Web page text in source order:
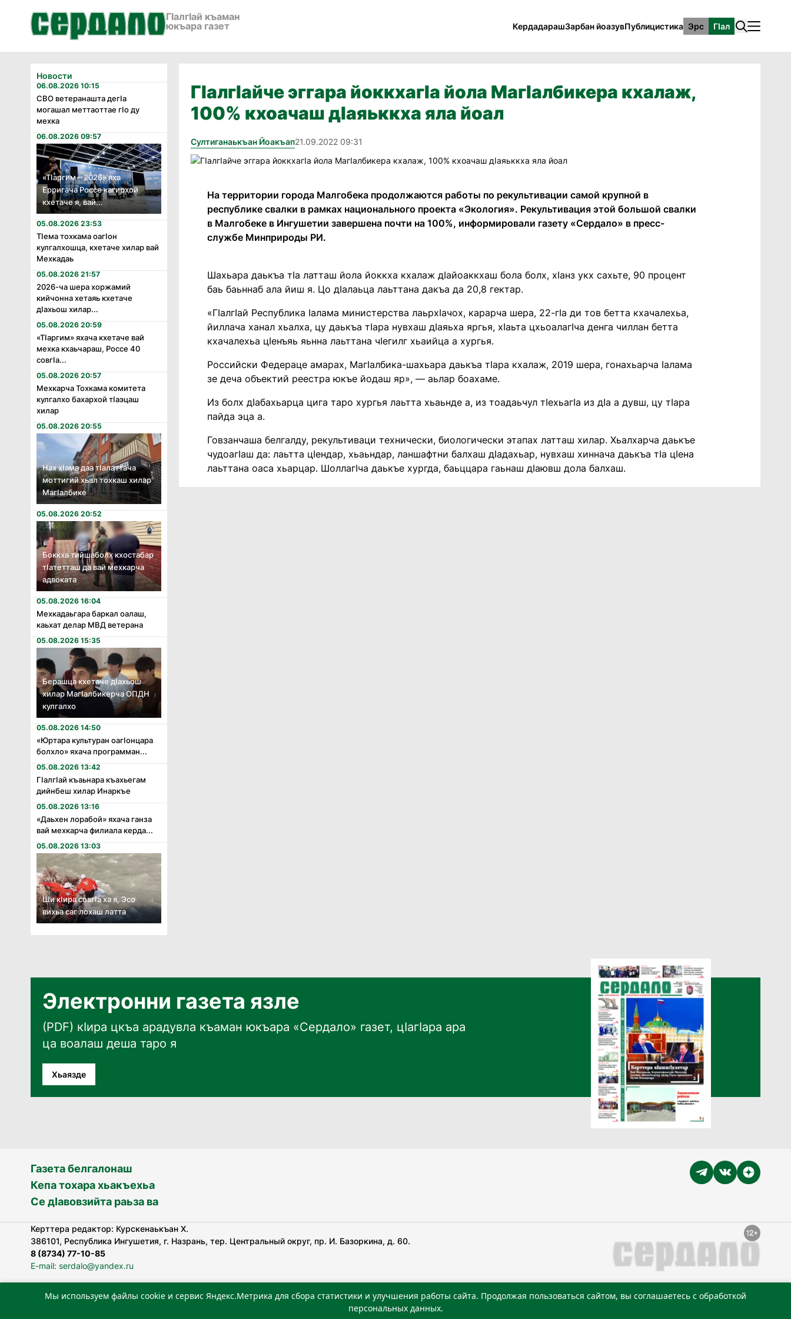
ГӀалгӀай къаман
юкъара газет
КердадарашЗарбан йоазувПублицистика Эрс ГӀал
Новости
06.08.2026 10:15
СВО ветеранашта дегӏа
могашал меттаоттае гӏо ду
мехка
06.08.2026 09:57
«Тӏаргим – 2026» яха
Ерригача Россе кагирхой
кхетаче я, вай...
05.08.2026 23:53
Тӏема тохкама оагӏон
кулгалхошца, кхетаче хилар вай
Мехкадаь
05.08.2026 21:57
2026-ча шера хоржамий
кийчонна хетаяь кхетаче
дӏахьош хилар...
05.08.2026 20:59
«Тӏаргим» яхача кхетаче вай
мехка кхаьчараш, Россе 40
совгӏа...
05.08.2026 20:57
Мехкарча Тохкама комитета
кулгалхо бахархой тӏаэцаш
хилар
05.08.2026 20:55
Нах хӏама даа тӏалаттача
моттигий хьал тохкаш хилар
Магӏалбике
05.08.2026 20:52
Боккха тийшаболх кхостабар
тӏатетташ да вай мехкарча
адвоката
05.08.2026 16:04
Мехкадаьгара баркал оалаш,
каьхат делар МВД ветерана
05.08.2026 15:35
Берашца кхетаче дӏахьош
хилар Магӏалбикерча ОПДН
кулгалхо
05.08.2026 14:50
«Юртара культуран оагӏонцара
болхло» яхача программан...
05.08.2026 13:42
Гӏалгӏай къаьнара къахьегам
дийнбеш хилар Инаркъе
05.08.2026 13:16
«Даьхен лорабой» яхача ганза
вай мехкарча филиала керда...
05.08.2026 13:03
Ши кӏира совгӏа ха я, Эсо
вихьа саг лохаш латта
ГIалгIайче эггара йоккхагIа йола МагIалбикера кхалаж,
100% кхоачаш дIаяьккха яла йоал
Султиганаькъан Йоакъап21.09.2022 09:31
На территории города Малгобека продолжаются работы по рекультивации самой крупной в
республике свалки в рамках национального проекта «Экология». ⁣Рекультивация этой большой свалки
в Малгобеке в Ингушетии завершена почти на 100%, информировали газету «Сердало» в пресс-
службе Минприроды РИ.
Шахьара даькъа тIа латташ йола йоккха кхалаж дIайоаккхаш бола болх, хIанз укх сахьте, 90 процент
баь баьннаб ала йиш я. Цо дIалаьца лаьттана дакъа да 20,8 гектар.
«ГIалгIай Республика Iалама министерства лаьрхIачох, карарча шера, 22-гIа ди тов бетта кхачалехьа,
йиллача ханал хьалха, цу даькъа тIара нувхаш дIаяьха яргья, хIаьта цхьоалагIча денга чиллан бетта
кхачалехьа цIенъяь яьнна лаьттана чIегилг хьаийца а хургья.
Российски Федераце амарах, МагIалбика-шахьара даькъа тIара кхалаж, 2019 шера, гонахьарча Iалама
зе деча объектий реестра юкъе йодаш яр», — аьлар боахаме.
Из болх дIабахьарца цига таро хургья лаьтта хьаьнде а, из тоадаьчул тIехьагIа из дIа а дувш, цу тIара
пайда эца а.
Говзанчаша белгалду, рекультиваци технически, биологически этапах латташ хилар. Хьалхарча даькъе
чудоагIаш да: лаьтта цIендар, хьаьндар, ланшафтни балхаш дIадахьар, нувхаш хиннача даькъа тIа цIена
лаьттана оаса хьарцар. ШоллагIча даькъе хургда, баьццара гаьнаш дIаювш дола балхаш.
Электронни газета язле
(PDF) кӀира цкъа арадувла къаман юкъара «Сердало» газет, цӀагӀара ара
ца воалаш деша таро я
Хьаязде
Газета белгалонаш
Кепа тохара хьакъехьа
Се дӀавовзийта раьза ва
Керттера редактор: Курскенаькъан Х.
386101, Республика Ингушетия, г. Назрань, тер. Центральный округ, пр. И. Базоркина, д. 60.
8 (8734) 77-10-85
E-mail: serdalo@yandex.ru
«Сердало» газета арадувлар чIоагIдаьд бувзамеи, хоам беча гIирсаштеи, цар дуккхача тайпаштеи тIахьожам
Мы используем файлы cookie и сервис Яндекс.Метрика для сбора статистики и улучшения работы сайта. Продолжая пользоваться сайтом, вы соглашаетесь с обработкой
персональных данных.